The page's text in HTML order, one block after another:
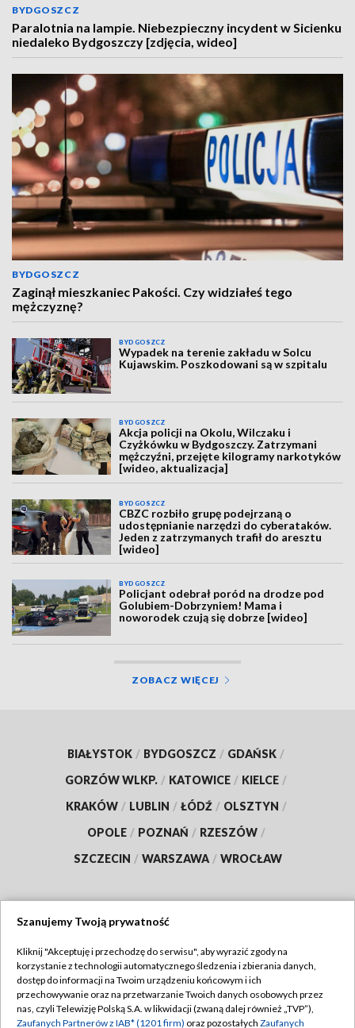
BYDGOSZCZ
Paralotnia na lampie. Niebezpieczny incydent w Sicienku
niedaleko Bydgoszczy [zdjęcia, wideo]
BYDGOSZCZ
Zaginął mieszkaniec Pakości. Czy widziałeś tego
mężczyznę?
BYDGOSZCZ
Wypadek na terenie zakładu w Solcu
Kujawskim. Poszkodowani są w szpitalu
BYDGOSZCZ
Akcja policji na Okolu, Wilczaku i
Czyżkówku w Bydgoszczy. Zatrzymani
mężczyźni, przejęte kilogramy narkotyków
[wideo, aktualizacja]
BYDGOSZCZ
CBZC rozbiło grupę podejrzaną o
udostępnianie narzędzi do cyberataków.
Jeden z zatrzymanych trafił do aresztu
[wideo]
BYDGOSZCZ
Policjant odebrał poród na drodze pod
Golubiem-Dobrzyniem! Mama i
noworodek czują się dobrze [wideo]
ZOBACZ WIĘCEJ
BIAŁYSTOK / BYDGOSZCZ / GDAŃSK /
GORZÓW WLKP. / KATOWICE / KIELCE /
KRAKÓW / LUBLIN / ŁÓDŹ / OLSZTYN /
OPOLE / POZNAŃ / RZESZÓW /
SZCZECIN / WARSZAWA / WROCŁAW
TVP
Abonament TVP
Emisja w TVP
Regulamin TVP
Polityka prywatności
Szanujemy Twoją prywatność
Kliknij "Akceptuję i przechodzę do serwisu", aby wyrazić zgody na
korzystanie z technologii automatycznego śledzenia i zbierania danych,
dostęp do informacji na Twoim urządzeniu końcowym i ich
przechowywanie oraz na przetwarzanie Twoich danych osobowych przez
nas, czyli Telewizję Polską S.A. w likwidacji (zwaną dalej również „TVP”),
Zaufanych Partnerów z IAB* (1201 firm) oraz pozostałych Zaufanych